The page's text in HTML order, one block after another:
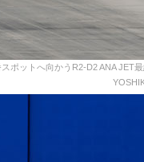
ポットへ向かうR2-D2 ANA JET